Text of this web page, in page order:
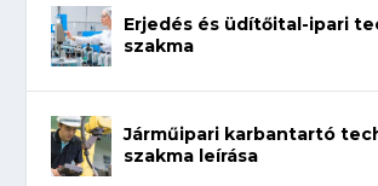
Erjedés és üdítőital-ipari
szakma
Járműipari karbantartó
szakma leírása